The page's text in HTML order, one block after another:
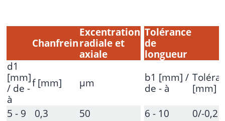
Chanfrein
Excentration
radiale et
axiale
Tolérance
de
longueur
d1
[mm]
/ de -
à
f [mm] μm
b1 [mm] /
de - à
[mm]
5 - 9
0,3 50 6 - 10
0/-0,2